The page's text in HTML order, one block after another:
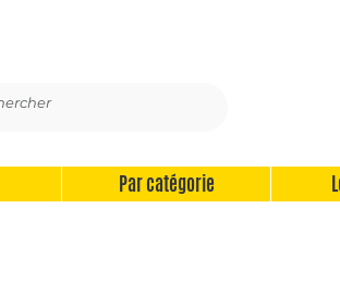
Par catégorie